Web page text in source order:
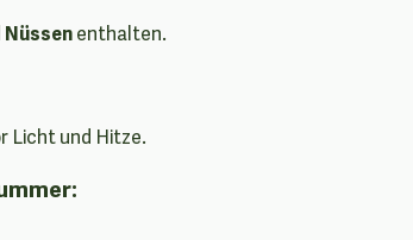
Nüssenenthalten.
Licht und Hitze.